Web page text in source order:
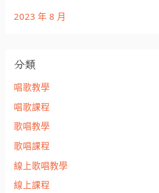
2023 年 8 月
分類
唱歌教學
唱歌課程
歌唱教學
歌唱課程
線上歌唱教學
線上課程